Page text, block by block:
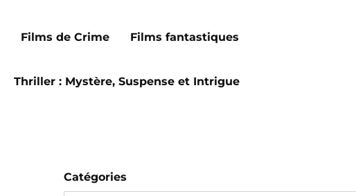
Films de Crime Films fantastiques
Thriller : Mystère, Suspense et Intrigue
Catégories